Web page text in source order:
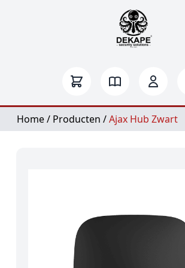
Home/ Producten /Ajax Hub Zwart